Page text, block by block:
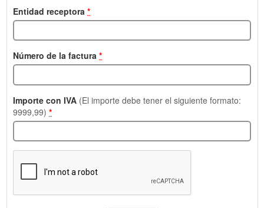
Entidad receptora *
Número de la factura *
Importe con IVA (El importe debe tener el siguiente formato:
9999,99) *